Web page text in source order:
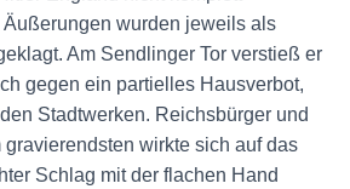
Äußerungen wurden jeweils als
Am Sendlinger Tor verstieß er
gegen ein partielles Hausverbot,
Stadtwerken. Reichsbürger und
wirkte sich auf das
Schlag mit der flachen Hand